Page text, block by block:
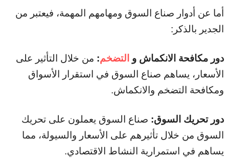
أما عن أدوار صناع السوق ومهامهم المهمة، فيعتبر من
الجدير بالذكر:
دور مكافحة الانكماش و التضخم: من خلال التأثير على
الأسعار، يساهم صناع السوق في استقرار الأسواق
ومكافحة التضخم والانكماش.
دور تحريك السوق: صناع السوق يعملون على تحريك
السوق من خلال تأثيرهم على الأسعار والسيولة، مما
يساهم في استمرارية النشاط الاقتصادي.